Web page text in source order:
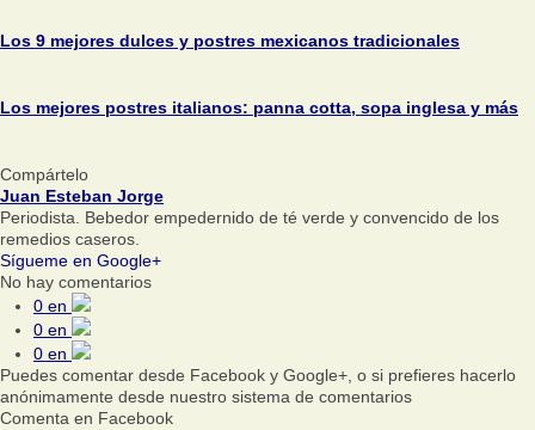
Los 9 mejores dulces y postres mexicanos tradicionales
Los mejores postres italianos: panna cotta, sopa inglesa y más
Compártelo
Juan Esteban Jorge
Periodista. Bebedor empedernido de té verde y convencido de los
remedios caseros.
Sígueme en Google+
No hay comentarios
0 en
0 en
0 en
Puedes comentar desde Facebook y Google+, o si prefieres hacerlo
anónimamente desde nuestro sistema de comentarios
Comenta en Facebook